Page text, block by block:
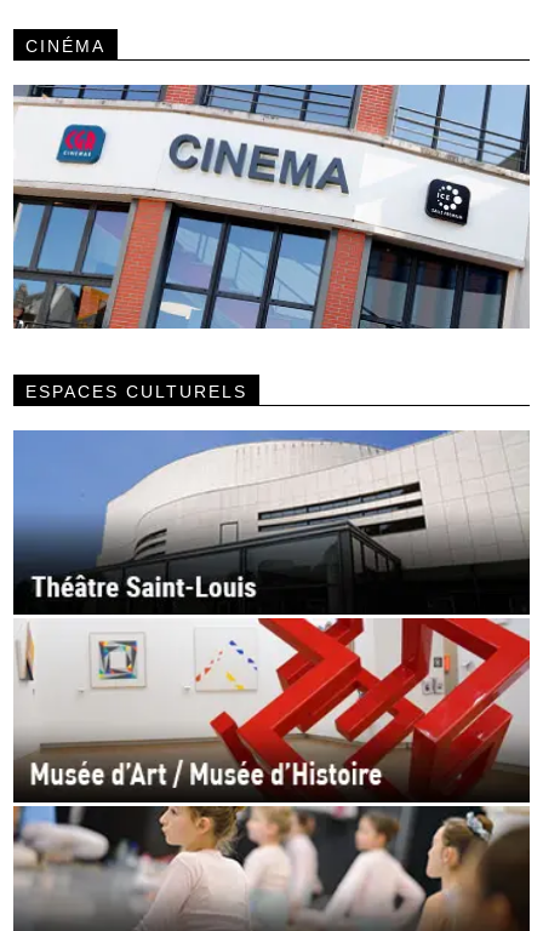
CINÉMA
ESPACES CULTURELS